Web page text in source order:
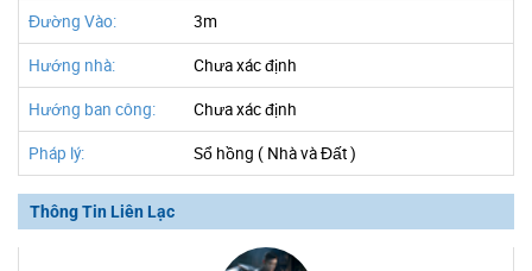
Đường Vào: 3m
Hướng nhà: Chưa xác định
Hướng ban công: Chưa xác định
Pháp lý: Sổ hồng ( Nhà và Đất )
Thông Tin Liên Lạc